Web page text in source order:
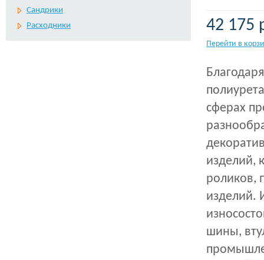
Сандрики
Расходники
42 175
Перейти в
сферах
изделий,
роликов,
изделий.
шины,